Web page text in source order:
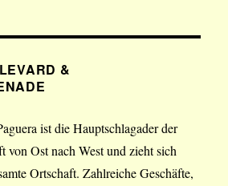
&
ist die Hauptschlagader der
von Ost nach West und zieht sich
Ortschaft. Zahlreiche Geschäfte,